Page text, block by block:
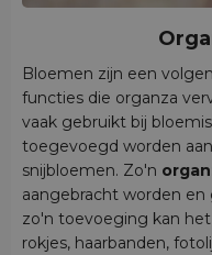
Bloemen zijn een
functies die organza
vaak gebruikt bij
toegevoegd worden
snijbloemen. Zo'n
aangebracht worden
zo'n toevoeging kan
rokjes, haarbanden,